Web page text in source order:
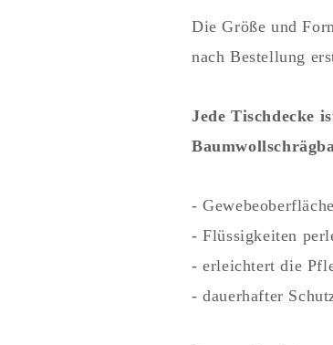
Die Größe und
nach Bestellung
Jede Tischdecke
-
- Flüssigkeiten
- erleichtert die
- dauerhafter